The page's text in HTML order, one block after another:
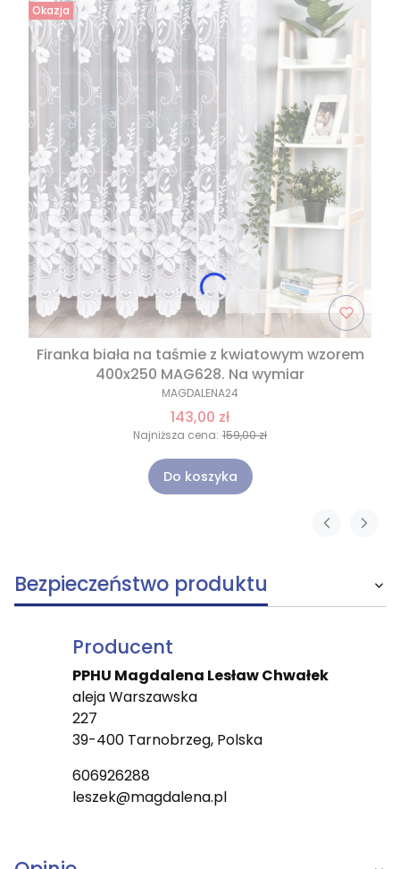
Okazja
Firanka biała na taśmie z kwiatowym wzorem
400x250 MAG628. Na wymiar
MAGDALENA24
143,00 zł
Najniższa cena: 159,00 zł
Do koszyka
Bezpieczeństwo produktu
Producent
PPHU Magdalena Lesław Chwałek
aleja Warszawska
227
39-400 Tarnobrzeg, Polska
606926288
leszek@magdalena.pl